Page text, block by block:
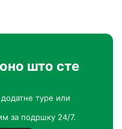
што сте
туре или
за подршку 24/7.